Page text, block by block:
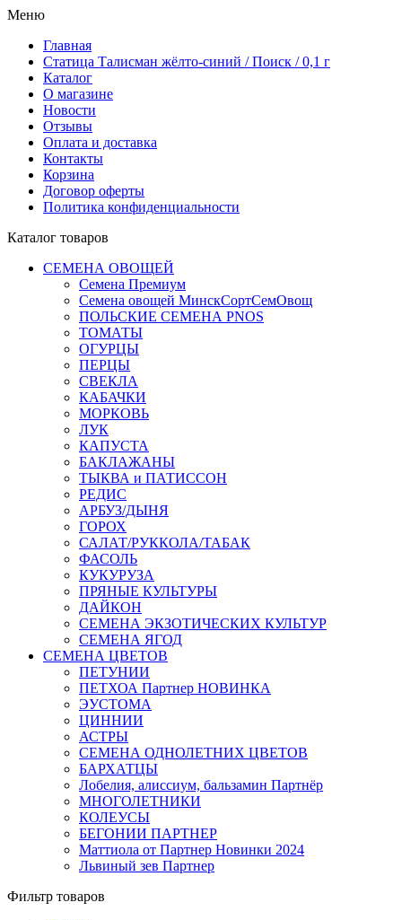
Меню
Главная
Статица Талисман жёлто-синий / Поиск / 0,1 г
Каталог
О магазине
Новости
Отзывы
Оплата и доставка
Контакты
Корзина
Договор оферты
Политика конфиденциальности
Каталог товаров
СЕМЕНА ОВОЩЕЙ
Семена Премиум
Семена овощей МинскСортСемОвощ
ПОЛЬСКИЕ СЕМЕНА PNOS
ТОМАТЫ
ОГУРЦЫ
ПЕРЦЫ
СВЕКЛА
КАБАЧКИ
МОРКОВЬ
ЛУК
КАПУСТА
БАКЛАЖАНЫ
ТЫКВА и ПАТИССОН
РЕДИС
АРБУЗ/ДЫНЯ
ГОРОХ
САЛАТ/РУККОЛА/ТАБАК
ФАСОЛЬ
КУКУРУЗА
ПРЯНЫЕ КУЛЬТУРЫ
ДАЙКОН
СЕМЕНА ЭКЗОТИЧЕСКИХ КУЛЬТУР
СЕМЕНА ЯГОД
СЕМЕНА ЦВЕТОВ
ПЕТУНИИ
ПЕТХОА Партнер НОВИНКА
ЭУСТОМА
ЦИННИИ
АСТРЫ
СЕМЕНА ОДНОЛЕТНИХ ЦВЕТОВ
БАРХАТЦЫ
Лобелия, алиссиум, бальзамин Партнёр
МНОГОЛЕТНИКИ
КОЛЕУСЫ
БЕГОНИИ ПАРТНЕР
Маттиола от Партнер Новинки 2024
Львиный зев Партнер
Фильтр товаров